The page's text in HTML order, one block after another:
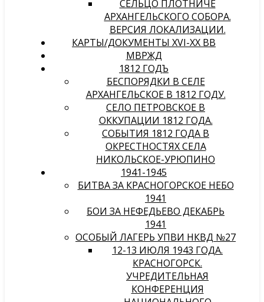
СЕЛЬЦО ПЛОТНИЧЕ
АРХАНГЕЛЬСКОГО СОБОРА.
ВЕРСИЯ ЛОКАЛИЗАЦИИ.
КАРТЫ/ДОКУМЕНТЫ XVI-XX ВВ
МВРЖД
1812 ГОДЪ
БЕСПОРЯДКИ В СЕЛЕ
АРХАНГЕЛЬСКОЕ В 1812 ГОДУ.
СЕЛО ПЕТРОВСКОЕ В
ОККУПАЦИИ 1812 ГОДА.
СОБЫТИЯ 1812 ГОДА В
ОКРЕСТНОСТЯХ СЕЛА
НИКОЛЬСКОЕ-УРЮПИНО
1941-1945
БИТВА ЗА КРАСНОГОРСКОЕ НЕБО
1941
БОИ ЗА НЕФЕДЬЕВО ДЕКАБРЬ
1941
ОСОБЫЙ ЛАГЕРЬ УПВИ НКВД №27
12-13 ИЮЛЯ 1943 ГОДА.
КРАСНОГОРСК.
УЧРЕДИТЕЛЬНАЯ
КОНФЕРЕНЦИЯ